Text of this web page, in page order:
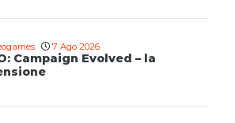
7 Ago 2026
Campaign Evolved – la